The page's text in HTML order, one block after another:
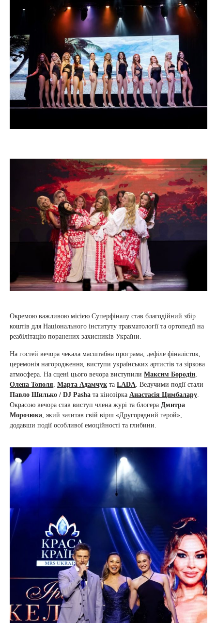
Окремою важливою місією Суперфіналу став благодійний збір
коштів для Національного інституту травматології та ортопедії на
реабілітацію поранених захисників України.
На гостей вечора чекала масштабна програма, дефіле фіналісток,
церемонія нагородження, виступи українських артистів та зіркова
атмосфера. На сцені цього вечора виступили Максим Бородін
Олена Тополя Марта Адамчук та LADA . Ведучими події стали
Павло Шилько / DJ Pasha та кінозірка Анастасія Цимбалару
Окрасою вечора став виступ члена журі та блогера Дмитра
Морозюка , який зачитав свій вірш «Другорядний герой»,
додавши події особливої емоційності та глибини.